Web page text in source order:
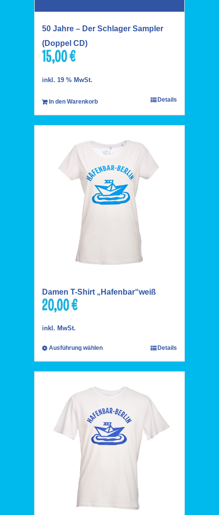
50 Jahre – Der Schlager Sampler
(Doppel CD)
15,00€
inkl. 19 % MwSt.
In den Warenkorb Details
Damen T-Shirt „Hafenbar“weiß
20,00€
inkl. MwSt.
Ausführung wählen Details